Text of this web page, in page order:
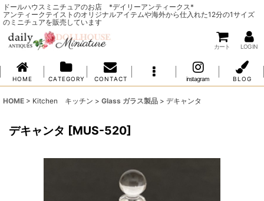
ドールハウスミニチュアのお店 *デイリーアンティークス*
アンティークテイストのオリジナルアイテムや海外から仕入れた12分の1サイズ
のミニチュアを販売しています
カート LOG IN
H O M E C A T E G O R Y C O N T A C T instagram B L O G
HOME > Kitchen キッチン > Glass ガラス製品 > デキャンタ
デキャンタ [MUS-520]